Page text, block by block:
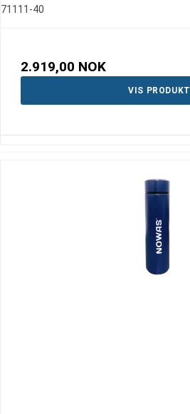
71111-40
2.919,00 NOK
VIS PRODUKT